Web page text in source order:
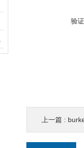
验
上一篇 :